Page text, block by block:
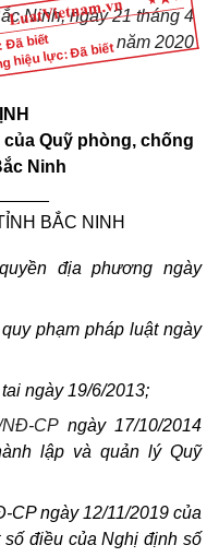
biết
hiệu lực: Đã biết
Ninh, ngày 21 tháng 4
năm 2020
Quỹ phòng, chống
Ninh
BẮC NINH
địa phương ngày
phạm pháp luật ngày
ngày 19/6/2013;
NĐ-CPngày 17/10/2014
lập và quản lý Quỹ
CP ngày 12/11/2019 của
điều của Nghị định số